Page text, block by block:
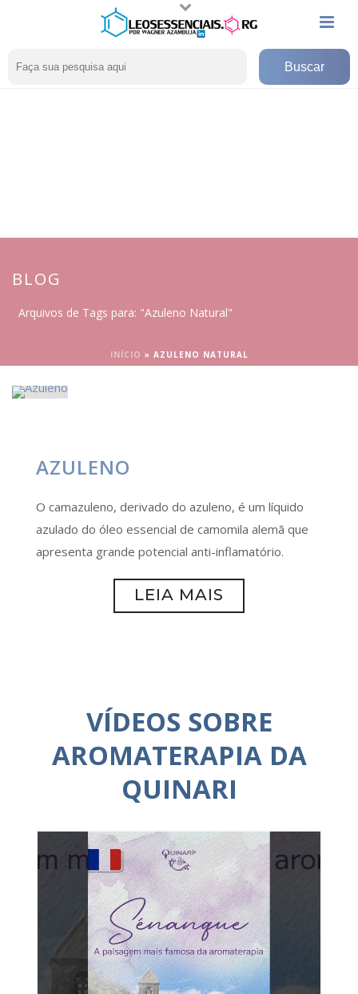
BLOG
Arquivos de Tags para: "Azuleno Natural"
INÍCIO » AZULENO NATURAL
AZULENO
O camazuleno, derivado do azuleno, é um líquido
azulado do óleo essencial de camomila alemã que
apresenta grande potencial anti-inflamatório.
LEIA MAIS
VÍDEOS SOBRE
AROMATERAPIA DA
QUINARI